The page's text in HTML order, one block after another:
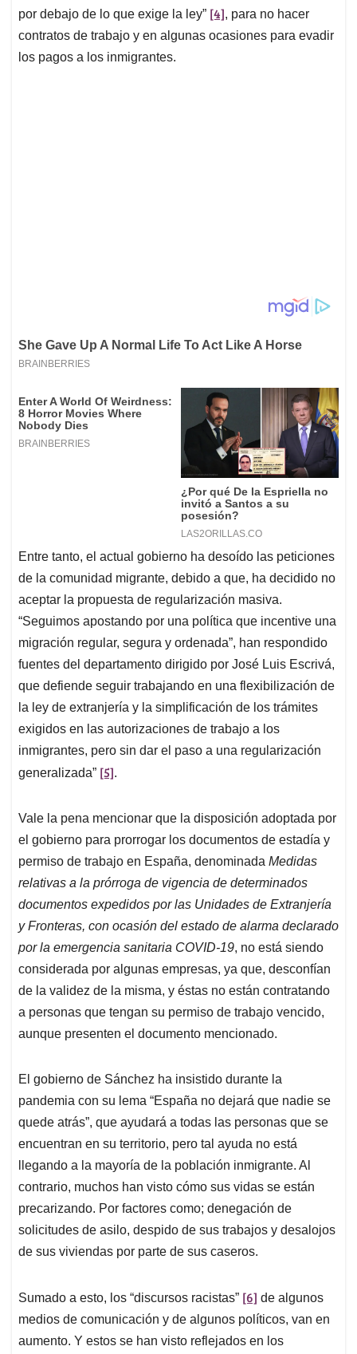
por debajo de lo que exige la ley” [4], para no hacer
contratos de trabajo y en algunas ocasiones para evadir
los pagos a los inmigrantes.
Entre tanto, el actual gobierno ha desoído las peticiones
de la comunidad migrante, debido a que, ha decidido no
aceptar la propuesta de regularización masiva.
“Seguimos apostando por una política que incentive una
migración regular, segura y ordenada”, han respondido
fuentes del departamento dirigido por José Luis Escrivá,
que defiende seguir trabajando en una flexibilización de
la ley de extranjería y la simplificación de los trámites
exigidos en las autorizaciones de trabajo a los
inmigrantes, pero sin dar el paso a una regularización
generalizada” [5].
Vale la pena mencionar que la disposición adoptada por
el gobierno para prorrogar los documentos de estadía y
permiso de trabajo en España, denominada Medidas
relativas a la prórroga de vigencia de determinados
documentos expedidos por las Unidades de Extranjería
y Fronteras, con ocasión del estado de alarma declarado
por la emergencia sanitaria COVID-19, no está siendo
considerada por algunas empresas, ya que, desconfían
de la validez de la misma, y éstas no están contratando
a personas que tengan su permiso de trabajo vencido,
aunque presenten el documento mencionado.
El gobierno de Sánchez ha insistido durante la
pandemia con su lema “España no dejará que nadie se
quede atrás”, que ayudará a todas las personas que se
encuentran en su territorio, pero tal ayuda no está
llegando a la mayoría de la población inmigrante. Al
contrario, muchos han visto cómo sus vidas se están
precarizando. Por factores como; denegación de
solicitudes de asilo, despido de sus trabajos y desalojos
de sus viviendas por parte de sus caseros.
Sumado a esto, los “discursos racistas” [6] de algunos
medios de comunicación y de algunos políticos, van en
aumento. Y estos se han visto reflejados en los